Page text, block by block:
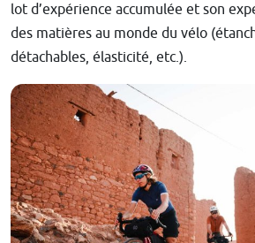
lot d’expérience accumulée et son
des matières au monde du vélo
détachables, élasticité, etc.).